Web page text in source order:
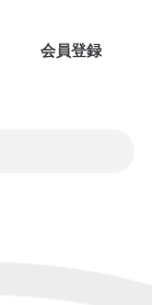
会員登録